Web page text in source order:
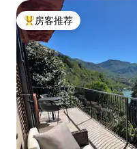
的Giuditta Pasta的坟墓。
热门「房客推荐」
房客推荐